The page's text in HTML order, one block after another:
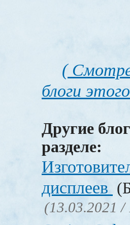
(
блоги
Другие
разделе:
дисплеев
(13.03.2021 /